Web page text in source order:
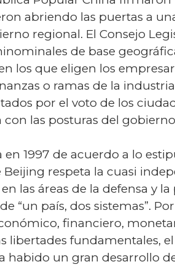
abriendo las puertas a
regional. El Consejo
de base
los que eligen los
o ramas de la
por el voto de los
las posturas del
1997 de acuerdo a lo
respeta la cuasi
las áreas de la defensa y la
país, dos sistemas”.
financiero,
libertades fundamentales,
habido un gran desarrollo